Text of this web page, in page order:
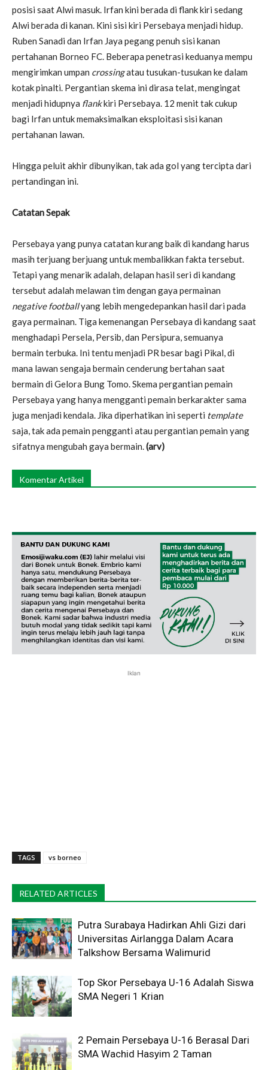
posisi saat Alwi masuk. Irfan kini berada di flank kiri sedang
Alwi berada di kanan. Kini sisi kiri Persebaya menjadi hidup.
Ruben Sanadi dan Irfan Jaya pegang penuh sisi kanan
pertahanan Borneo FC. Beberapa penetrasi keduanya mempu
mengirimkan umpan crossingatau tusukan-tusukan ke dalam
kotak pinalti. Pergantian skema ini dirasa telat, mengingat
menjadi hidupnya flankkiri Persebaya. 12 menit tak cukup
bagi Irfan untuk memaksimalkan eksploitasi sisi kanan
pertahanan lawan.
Hingga peluit akhir dibunyikan, tak ada gol yang tercipta dari
pertandingan ini.
Catatan Sepak
Persebaya yang punya catatan kurang baik di kandang harus
masih terjuang berjuang untuk membalikkan fakta tersebut.
Tetapi yang menarik adalah, delapan hasil seri di kandang
tersebut adalah melawan tim dengan gaya permainan
negative footballyang lebih mengedepankan hasil dari pada
gaya permainan. Tiga kemenangan Persebaya di kandang saat
menghadapi Persela, Persib, dan Persipura, semuanya
bermain terbuka. Ini tentu menjadi PR besar bagi Pikal, di
mana lawan sengaja bermain cenderung bertahan saat
bermain di Gelora Bung Tomo. Skema pergantian pemain
Persebaya yang hanya mengganti pemain berkarakter sama
juga menjadi kendala. Jika diperhatikan ini seperti template
saja, tak ada pemain pengganti atau pergantian pemain yang
sifatnya mengubah gaya bermain. (arv)
Komentar Artikel
Iklan
TAGS vs borneo
RELATED ARTICLES
Putra Surabaya Hadirkan Ahli Gizi dari
Universitas Airlangga Dalam Acara
Talkshow Bersama Walimurid
Top Skor Persebaya U-16 Adalah Siswa
SMA Negeri 1 Krian
2 Pemain Persebaya U-16 Berasal Dari
SMA Wachid Hasyim 2 Taman